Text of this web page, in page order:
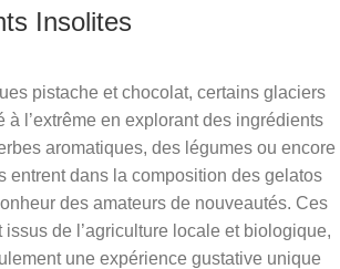
Insolites
pistache et chocolat, certains glaciers
à l’extrême en explorant des ingrédients
aromatiques, des légumes ou encore
entrent dans la composition des gelatos
des amateurs de nouveautés. Ces
de l’agriculture locale et biologique,
une expérience gustative unique